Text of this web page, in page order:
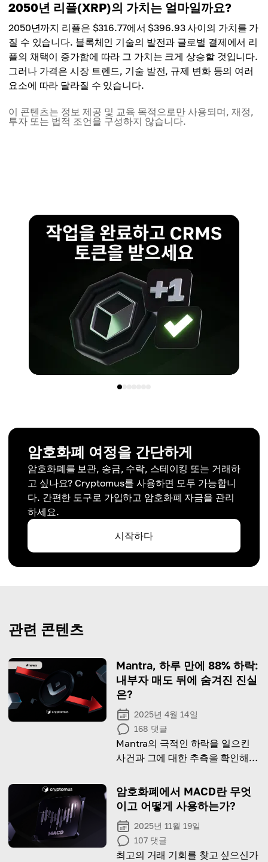
2050년 리플(XRP)의 가치는 얼마일까요?
2050년까지 리플은 $316.77에서 $396.93 사이의 가치를 가
질 수 있습니다. 블록체인 기술의 발전과 글로벌 결제에서 리
플의 채택이 증가함에 따라 그 가치는 크게 상승할 것입니다.
그러나 가격은 시장 트렌드, 기술 발전, 규제 변화 등의 여러
요소에 따라 달라질 수 있습니다.
이 콘텐츠는 정보 제공 및 교육 목적으로만 사용되며, 재정,
투자 또는 법적 조언을 구성하지 않습니다.
암호화폐 여정을 간단하게
암호화폐를 보관, 송금, 수락, 스테이킹 또는 거래하
고 싶나요? Cryptomus를 사용하면 모두 가능합니
다. 간편한 도구로 가입하고 암호화폐 자금을 관리
하세요.
시작하다
관련 콘텐츠
Mantra, 하루 만에 88% 하락:
내부자 매도 뒤에 숨겨진 진실
은?
2025년 4월 14일
168 댓글
Mantra의 극적인 하락을 일으킨
사건과 그에 대한 추측을 확인해보
암호화폐에서 MACD란 무엇
이고 어떻게 사용하는가?
2025년 11월 19일
107 댓글
최고의 거래 기회를 찾고 싶으신가